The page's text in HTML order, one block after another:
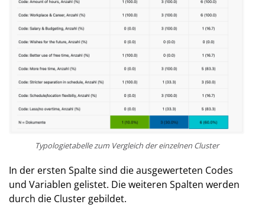
Typologietabelle zum Vergleich der einzelnen Cluster
In der ersten Spalte sind die ausgewerteten Codes
und Variablen gelistet. Die weiteren Spalten werden
durch die Cluster gebildet.